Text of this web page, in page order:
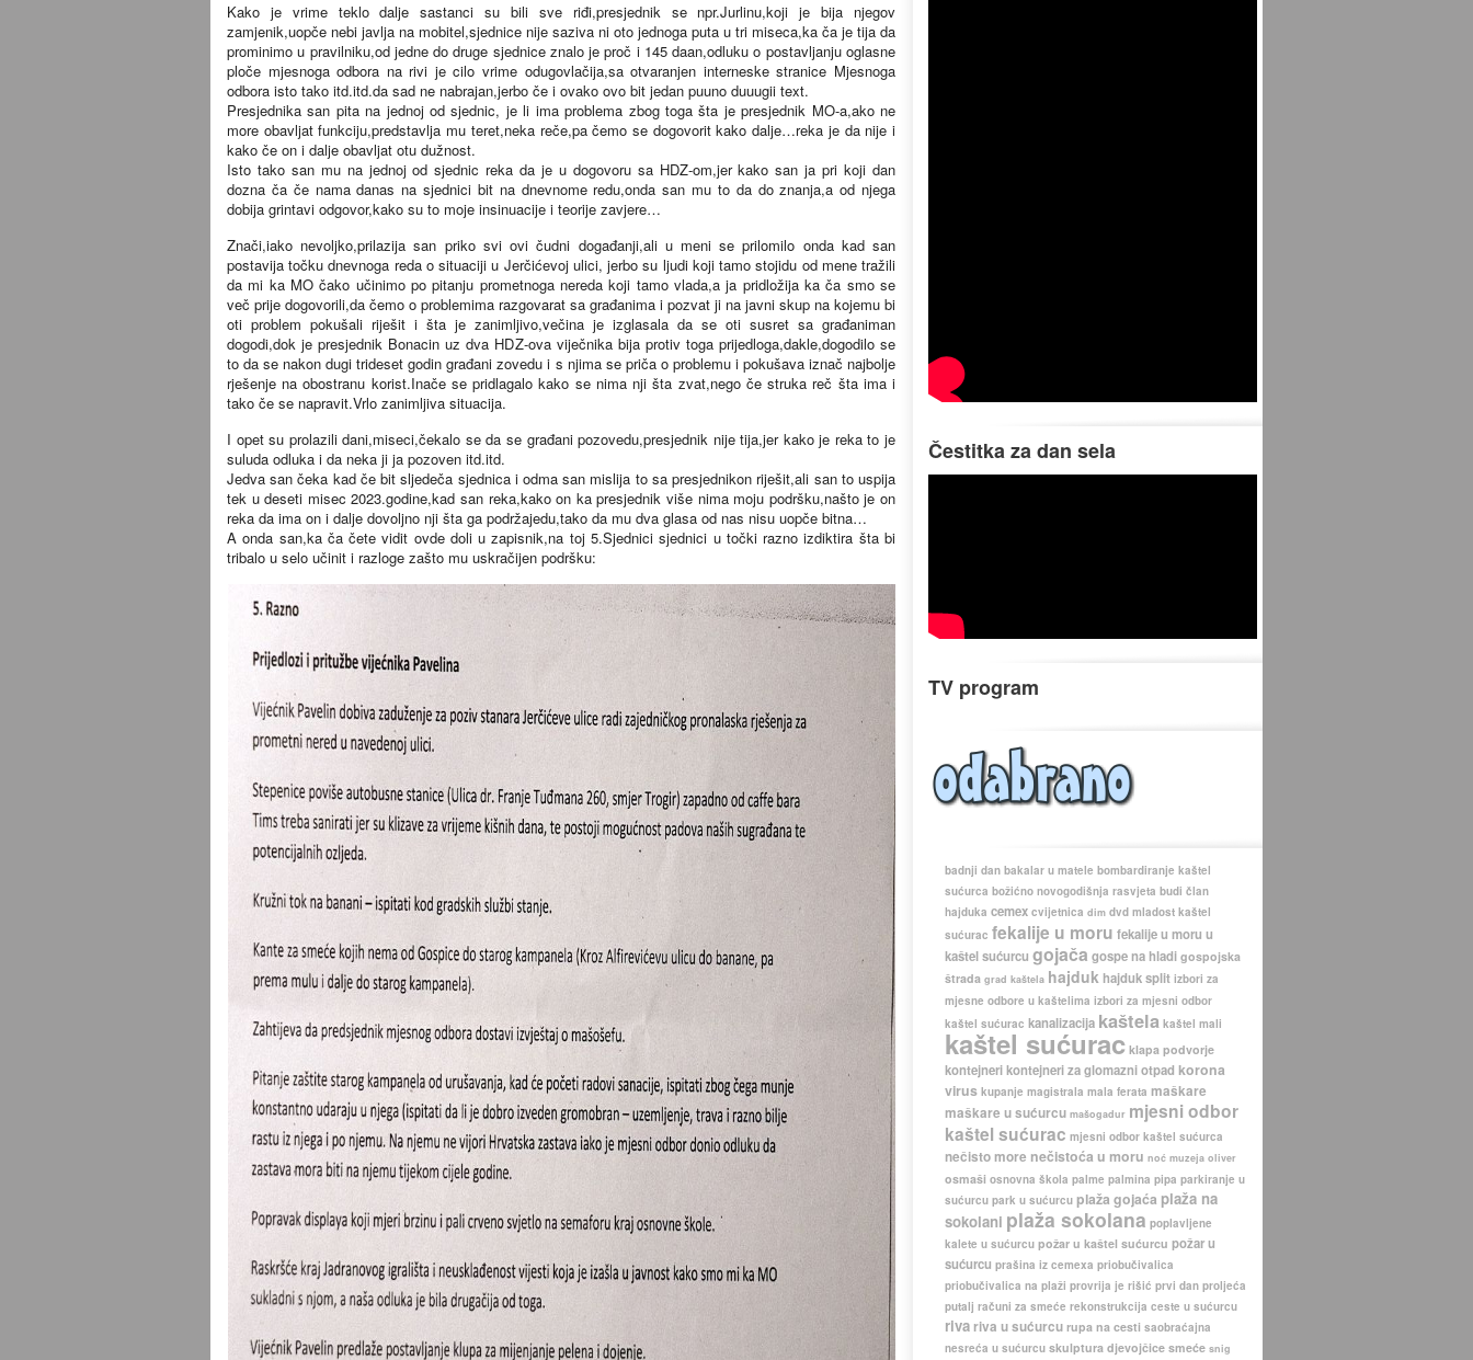
Kako je vrime teklo dalje sastanci su bili sve riđi,presjednik se npr.Jurlinu,koji je bija njegov
zamjenik,uopče nebi javlja na mobitel,sjednice nije saziva ni oto jednoga puta u tri miseca,ka ča je tija da
prominimo u pravilniku,od jedne do druge sjednice znalo je proč i 145 daan,odluku o postavljanju oglasne
ploče mjesnoga odbora na rivi je cilo vrime odugovlačija,sa otvaranjen interneske stranice Mjesnoga
odbora isto tako itd.itd.da sad ne nabrajan,jerbo če i ovako ovo bit jedan puuno duuugii text.
Presjednika san pita na jednoj od sjednic, je li ima problema zbog toga šta je presjednik MO-a,ako ne
more obavljat funkciju,predstavlja mu teret,neka reče,pa čemo se dogovorit kako dalje…reka je da nije i
kako če on i dalje obavljat otu dužnost.
Isto tako san mu na jednoj od sjednic reka da je u dogovoru sa HDZ-om,jer kako san ja pri koji dan
dozna ča če nama danas na sjednici bit na dnevnome redu,onda san mu to da do znanja,a od njega
dobija grintavi odgovor,kako su to moje insinuacije i teorije zavjere…
Znači,iako nevoljko,prilazija san priko svi ovi čudni događanji,ali u meni se prilomilo onda kad san
postavija točku dnevnoga reda o situaciji u Jerčićevoj ulici, jerbo su ljudi koji tamo stojidu od mene tražili
da mi ka MO čako učinimo po pitanju prometnoga nereda koji tamo vlada,a ja pridložija ka ča smo se
več prije dogovorili,da čemo o problemima razgovarat sa građanima i pozvat ji na javni skup na kojemu bi
oti problem pokušali riješit i šta je zanimljivo,večina je izglasala da se oti susret sa građaniman
dogodi,dok je presjednik Bonacin uz dva HDZ-ova viječnika bija protiv toga prijedloga,dakle,dogodilo se
to da se nakon dugi trideset godin građani zovedu i s njima se priča o problemu i pokušava iznač najbolje
rješenje na obostranu korist.Inače se pridlagalo kako se nima nji šta zvat,nego če struka reč šta ima i
tako če se napravit.Vrlo zanimljiva situacija.
I opet su prolazili dani,miseci,čekalo se da se građani pozovedu,presjednik nije tija,jer kako je reka to je
suluda odluka i da neka ji ja pozoven itd.itd.
Jedva san čeka kad če bit sljedeča sjednica i odma san mislija to sa presjednikon riješit,ali san to uspija
tek u deseti misec 2023.godine,kad san reka,kako on ka presjednik više nima moju podršku,našto je on
reka da ima on i dalje dovoljno nji šta ga podržajedu,tako da mu dva glasa od nas nisu uopče bitna…
A onda san,ka ča čete vidit ovde doli u zapisnik,na toj 5.Sjednici sjednici u točki razno izdiktira šta bi
tribalo u selo učinit i razloge zašto mu uskračijen podršku:
Čestitka za dan sela
TV program
badnji dan bakalar u matele bombardiranje kaštel
sućurca božićno novogodišnja rasvjeta budi član
hajduka cemex cvijetnica dim dvd mladost kaštel
sućurac fekalije u moru fekalije u moru u
kaštel sućurcu gojača gospe na hladi gospojska
štrada grad kaštela hajduk hajduk split izbori za
mjesne odbore u kaštelima izbori za mjesni odbor
kaštel sućurac kanalizacija kaštela kaštel mali
kaštel sućurac klapa podvorje
kontejnerikontejneri za glomazni otpad korona
virus kupanje magistrala mala ferata maškare
maškare u sućurcu mašogadur mjesni odbor
kaštel sućurac mjesni odbor kaštel sućurca
nečisto more nečistoća u moru noć muzeja oliver
osmaši osnovna škola palme palmina pipa parkiranje u
sućurcu park u sućurcu plaža gojaća plaža na
sokolani plaža sokolana poplavljene
kalete u sućurcu požar u kaštel sućurcu požar u
sućurcu prašina iz cemexa priobučivalica
priobučivalica na plaži provrija je rišić prvi dan proljeća
putalj računi za smeće rekonstrukcija ceste u sućurcu
riva riva u sućurcu rupa na cesti saobraćajna
nesreća u sućurcu skulptura djevojčice smeće snig